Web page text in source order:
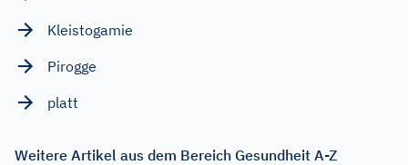
Kleistogamie
Pirogge
platt
Weitere Artikel aus dem Bereich Gesundheit A-Z